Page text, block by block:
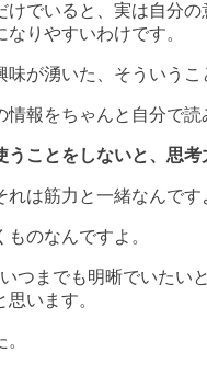
でいると、実は自分
なりやすいわけです。
が湧いた、そういう
報をちゃんと自分で
ことをしないと、思考
は筋力と一緒なんです
のなんですよ。
つまでも明晰でいた
います。